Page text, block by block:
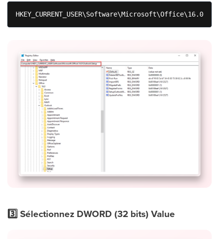
3️⃣ Sélectionnez DWORD (32 bits) Value